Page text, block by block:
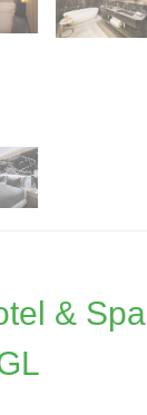
& Spa